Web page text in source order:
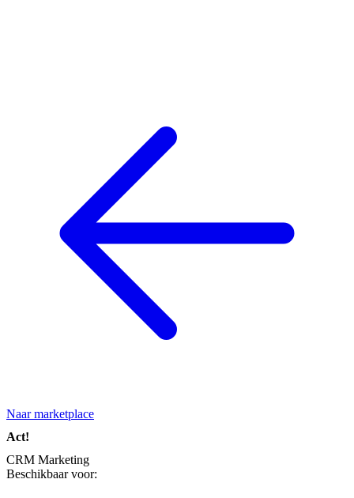
Naar marketplace
Act!
CRM Marketing
Beschikbaar voor: